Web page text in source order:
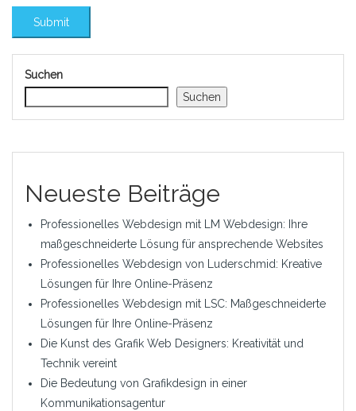
Suchen
Suchen
Neueste Beiträge
Professionelles Webdesign mit LM Webdesign: Ihre
maßgeschneiderte Lösung für ansprechende Websites
Professionelles Webdesign von Luderschmid: Kreative
Lösungen für Ihre Online-Präsenz
Professionelles Webdesign mit LSC: Maßgeschneiderte
Lösungen für Ihre Online-Präsenz
Die Kunst des Grafik Web Designers: Kreativität und
Technik vereint
Die Bedeutung von Grafikdesign in einer
Kommunikationsagentur